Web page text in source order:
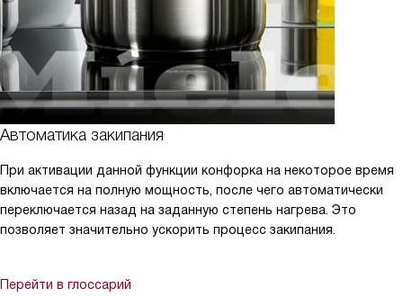
Автоматика закипания
При активации данной функции конфорка на некоторое время
включается на полную мощность, после чего автоматически
переключается назад на заданную степень нагрева. Это
позволяет значительно ускорить процесс закипания.
Перейти в глоссарий